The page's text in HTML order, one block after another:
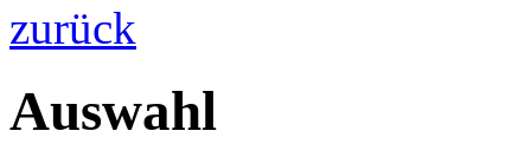
zurück
Auswahl